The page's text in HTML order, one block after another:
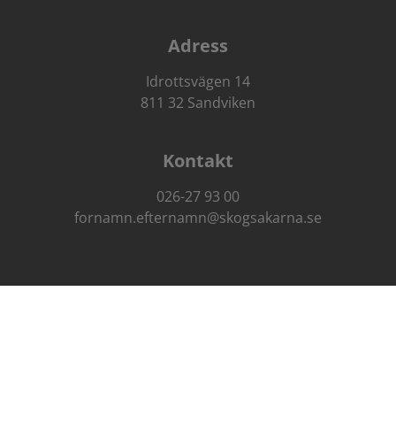
Adress
Idrottsvägen 14
811 32 Sandviken
Kontakt
026-27 93 00
fornamn.efternamn@skogsakarna.se